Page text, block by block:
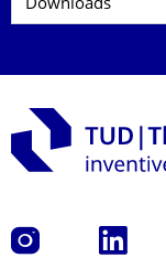
Instagram LinkedIn